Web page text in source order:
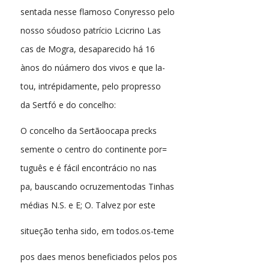
sentada nesse flamoso Conyresso pelo
nosso sóudoso patrício Lcicrino Las
cas de Mogra, desaparecido há 16
ànos do núámero dos vivos e que la-
tou, intrépidamente, pelo propresso
da Sertfó e do concelho:
O concelho da Sertãoocapa precks
semente o centro do continente por=
tuguês e é fácil encontrácio no nas
pa, bauscando ocruzementodas Tinhas
médias N.S. e E; O. Talvez por este
situeção tenha sido, em todos.os-teme
pos daes menos beneficiados pelos pos